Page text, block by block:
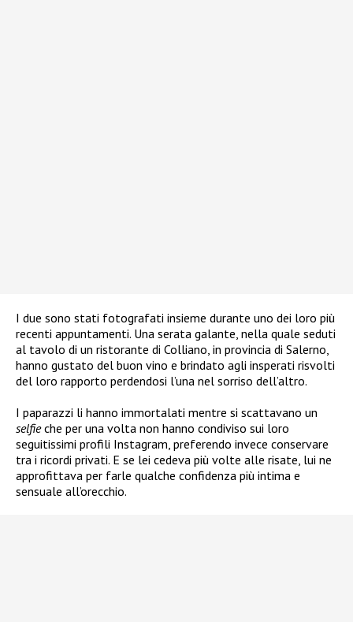
I due sono stati fotografati insieme durante uno dei loro più
recenti appuntamenti. Una serata galante, nella quale seduti
al tavolo di un ristorante di Colliano, in provincia di Salerno,
hanno gustato del buon vino e brindato agli insperati risvolti
del loro rapporto perdendosi l’una nel sorriso dell’altro.
I paparazzi li hanno immortalati mentre si scattavano un
selfieche per una volta non hanno condiviso sui loro
seguitissimi profili Instagram, preferendo invece conservare
tra i ricordi privati. E se lei cedeva più volte alle risate, lui ne
approfittava per farle qualche confidenza più intima e
sensuale all’orecchio.